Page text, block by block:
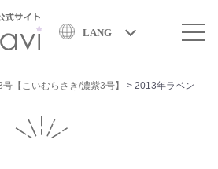
LANG
号【こいむらさき/濃紫3号】 >2013年ラベン